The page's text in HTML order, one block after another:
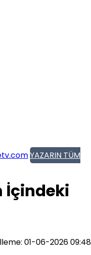
YAZARIN TÜM
İçindeki
01-06-2026 09:48